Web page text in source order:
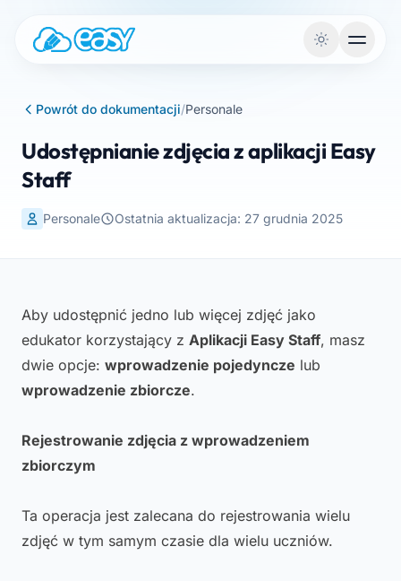
Powrót do dokumentacji/Personale
Udostępnianie zdjęcia z aplikacji Easy
Staff
Personale Ostatnia aktualizacja: 27 grudnia 2025
Aby udostępnić jedno lub więcej zdjęć jako
edukator korzystający z Aplikacji Easy Staff, masz
dwie opcje: wprowadzenie pojedyncze lub
wprowadzenie zbiorcze.
Rejestrowanie zdjęcia z wprowadzeniem
zbiorczym
Ta operacja jest zalecana do rejestrowania wielu
zdjęć w tym samym czasie dla wielu uczniów.